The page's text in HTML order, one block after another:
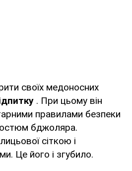
своїх медоносних
. При цьому він
правилами безпеки
бджоляра.
сіткою і
Це його і згубило.